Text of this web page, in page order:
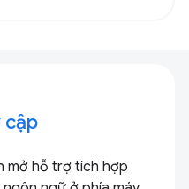
cập
mở hỗ trợ tích hợp